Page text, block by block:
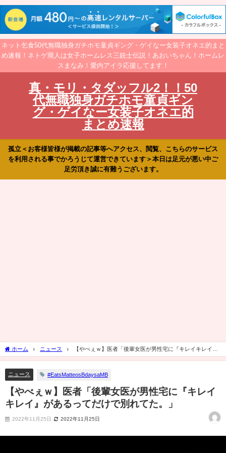
ネット乞食50代無職独身ガチホモ童貞ギング・ゲイなー女装子オネエ的まと
め速報！ネトゲ廃人は女子ホームレス三銃士伝説！あおいちゃん！ホームレ
スまなみ！愛内アイラ応援してます！
真・モリ・タダッフル2！！50
代無職独身ガチホモ童貞ギン
グ・ゲイなー女装子オネエ的
まとめ速報
孤立＜お客様皆様が掲載の記事等へアクセス、閲覧、こちらのサービス
を利用される事でかろうじて運営できています＞本日は足元が悪い中ご
足労頂き誠に有難うございます。
ホーム ニュース
【やべぇｗ】医者「後輩女医が男性宅に『キレイキレイ』
があるってだけで別れてた。」
ニュース #EatsMatteosBdaysaMB
【やべぇｗ】医者「後輩女医が男性宅に『キレイ
キレイ』があるってだけで別れてた。」
2022年11月25日 2022年11月25日